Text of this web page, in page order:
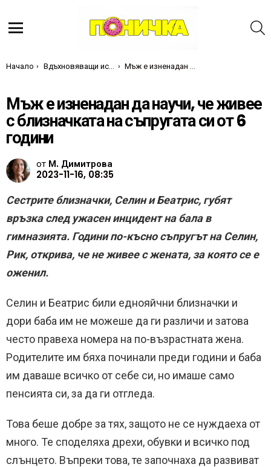
Ти си тук:
Начало Вдъхновяващи истории Мъж е изненадан да научи, че живее с близначката на съпругата си от 6 години
Мъж е изненадан да научи, че живее
с близначката на съпругата си от 6
години
от М. Димитрова
2023-11-16, 08:35
Сестрите близначки, Селин и Беатрис, губят
връзка след ужасен инцидент на бала в
гимназията. Години по-късно съпругът на Селин,
Рик, открива, че не живее с жената, за която се е
оженил.
Селин и Беатрис били еднояйчни близначки и
дори баба им не можеше да ги различи и затова
често правеха номера на по-възрастната жена.
Родителите им бяха починали преди години и баба
им даваше всичко от себе си, но имаше само
пенсията си, за да ги отгледа.
Това беше добре за тях, защото не се нуждаеха от
много. Те споделяха дрехи, обувки и всичко под
слънцето. Въпреки това, те започнаха да развиват